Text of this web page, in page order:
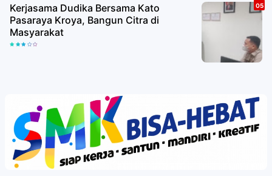
Kerjasama Dudika Bersama Kato
Pasaraya Kroya, Bangun Citra di
Masyarakat